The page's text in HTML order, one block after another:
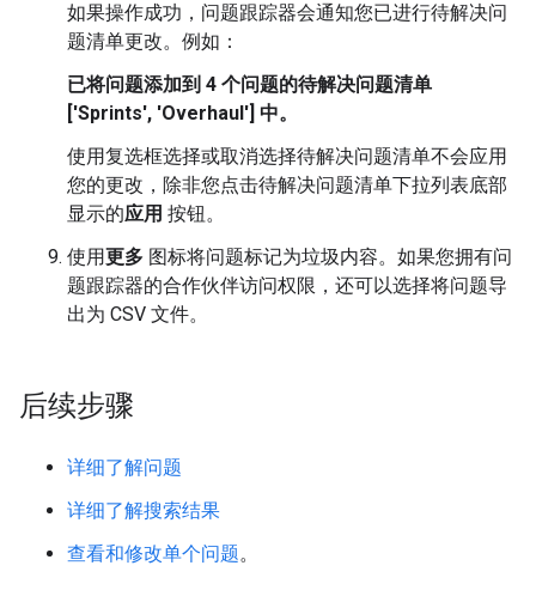
如果操作成功，问题跟踪器会通知您已进行待解决问
题清单更改。例如：
已将问题添加到 4 个问题的待解决问题清单
['Sprints', 'Overhaul'] 中。
使用复选框选择或取消选择待解决问题清单不会应用
您的更改，除非您点击待解决问题清单下拉列表底部
显示的应用 按钮。
使用更多 图标将问题标记为垃圾内容。如果您拥有问
题跟踪器的合作伙伴访问权限，还可以选择将问题导
出为 CSV 文件。
后续步骤
详细了解问题
详细了解搜索结果
查看和修改单个问题。